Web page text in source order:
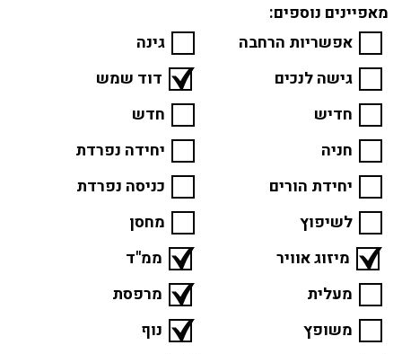
מאפיינים נוספים:
אפשריות הרחבה
גינה
גישה לנכים
דוד שמש
חדיש
חדש
חניה
יחידה נפרדת
יחידת הורים
כניסה נפרדת
לשיפוץ
מחסן
מיזוג אוויר
ממ"ד
מעלית
מרפסת
משופץ
נוף